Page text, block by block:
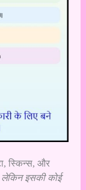
स्किन्स, और
इसकी कोई